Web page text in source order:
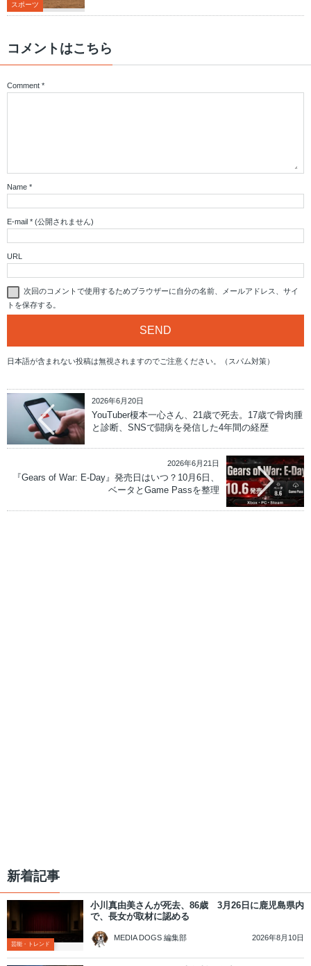
スポーツ
コメントはこちら
Comment *
Name *
E-mail * (公開されません)
URL
次回のコメントで使用するためブラウザーに自分の名前、メールアドレス、サイ
トを保存する。
日本語が含まれない投稿は無視されますのでご注意ください。（スパム対策）
2026年6月20日
YouTuber榎本一心さん、21歳で死去。17歳で骨肉腫
と診断、SNSで闘病を発信した4年間の経歴
2026年6月21日
『Gears of War: E-Day』発売日はいつ？10月6日、
ベータとGame Passを整理
新着記事
芸能・トレンド
小川真由美さんが死去、86歳 3月26日に鹿児島県内
で、長女が取材に認める
MEDIA DOGS 編集部 2026年8月10日